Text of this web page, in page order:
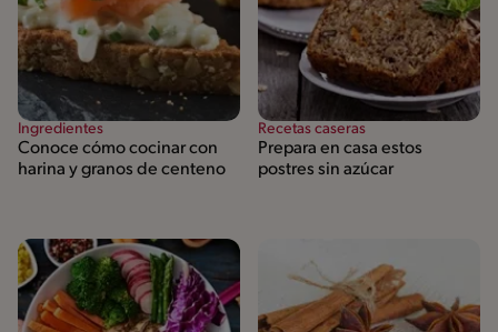
Ingredientes
Conoce cómo cocinar con
harina y granos de centeno
Recetas caseras
Prepara en casa estos
postres sin azúcar